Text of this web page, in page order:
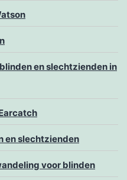
en slechtzienden in
en slechtzienden
voor blinden